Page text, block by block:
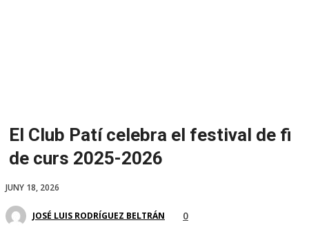
El Club Patí celebra el festival de fi
de curs 2025-2026
JUNY 18, 2026
JOSÉ LUIS RODRÍGUEZ BELTRÁN 0